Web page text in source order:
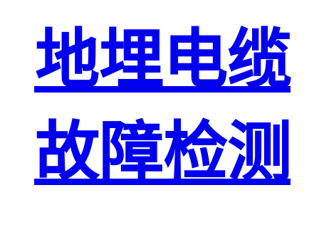
地埋电缆
故障检测